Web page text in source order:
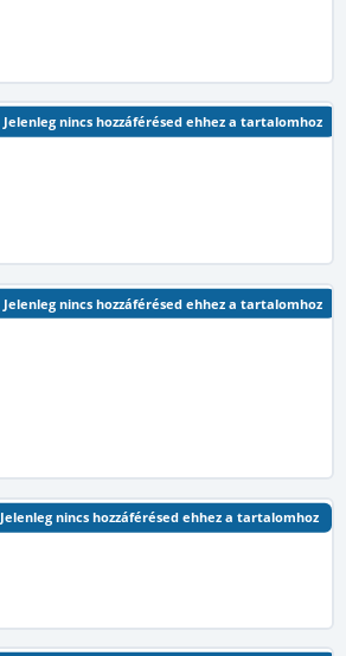
Jelenleg nincs hozzáférésed ehhez a tartalomhoz
Jelenleg nincs hozzáférésed ehhez a tartalomhoz
Jelenleg nincs hozzáférésed ehhez a tartalomhoz